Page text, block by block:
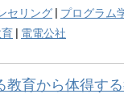
セリング プログラム
電電公社
教育から体得す